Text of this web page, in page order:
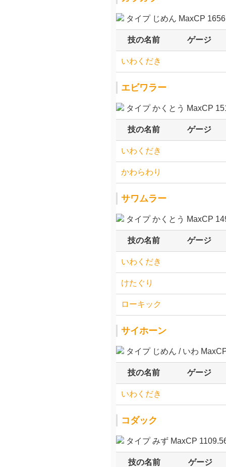
タイプ じめん MaxCP
技の名前 ゲージ
いわくだき
エビワラー
タイプ かくとう MaxCP
技の名前 ゲージ
いわくだき
かわらわり
サワムラー
タイプ かくとう MaxCP
技の名前 ゲージ
いわくだき
けたぐり
ローキック
サイホーン
タイプ じめん / いわ
技の名前 ゲージ
いわくだき
コダック
タイプ みず MaxCP
技の名前 ゲージ